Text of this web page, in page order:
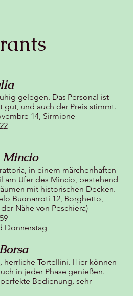
gelegen. Das Personal ist
gut, und auch der Preis stimmt.
14, Sirmione
in einem märchenhaften
am Ufer des Mincio, bestehend
mit historischen Decken.
Buonarroti 12, Borghetto,
Nähe von Peschiera)
Donnerstag
herrliche Tortellini. Hier können
in jeder Phase genießen.
Bedienung, sehr